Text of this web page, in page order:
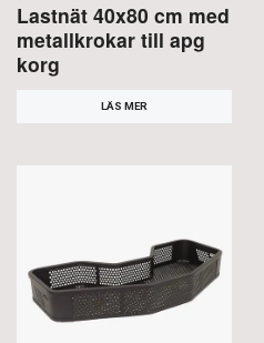
Lastnät 40x80 cm med
metallkrokar till apg
korg
LÄS MER